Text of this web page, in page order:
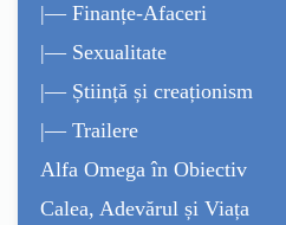
|— Finanțe-Afaceri
|— Sexualitate
|— Știință și creaționism
|— Trailere
Alfa Omega în Obiectiv
Calea, Adevărul și Viața